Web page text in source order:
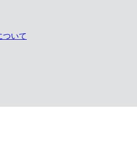
ついて